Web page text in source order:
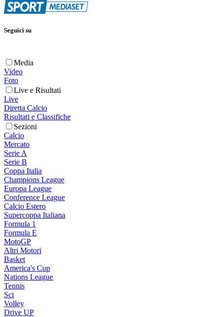
Seguici su
Media
Video
Foto
Live e Risultati
Live
Diretta Calcio
Risultati e Classifiche
Sezioni
Calcio
Mercato
Serie A
Serie B
Coppa Italia
Champions League
Europa League
Conference League
Calcio Estero
Supercoppa Italiana
Formula 1
Formula E
MotoGP
Altri Motori
Basket
America's Cup
Nations League
Tennis
Sci
Volley
Drive UP